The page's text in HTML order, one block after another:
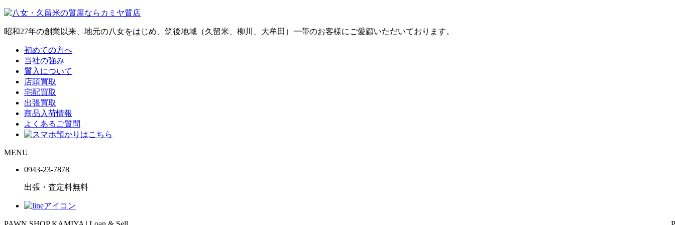
昭和27年の創業以来、地元の八女をはじめ、筑後地域（久留米、柳川、大牟田）一帯のお客様にご愛顧いただいております。
初めての方へ
当社の強み
質入について
店頭買取
宅配買取
出張買取
商品入荷情報
よくあるご質問
MENU
0943-23-7878
出張・査定料無料